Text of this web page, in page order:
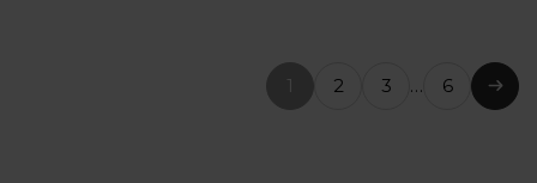
1(bieżąca
strona)
2 3 … 6